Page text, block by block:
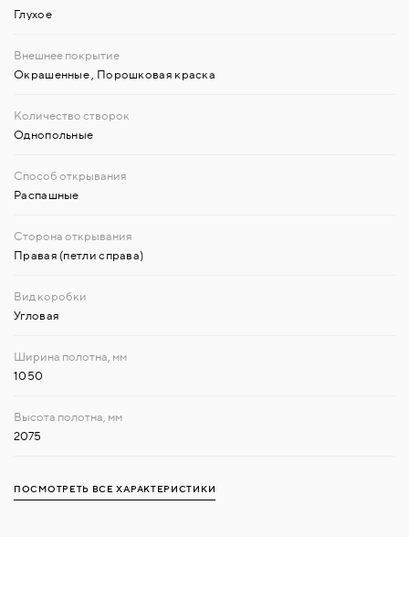
Глухое
Окрашенные Порошковая краска
Однопольные
Распашные
Правая (петли справа)
Угловая
1050
2075
ПОСМОТРЕТЬ ВСЕ ХАРАКТЕРИСТИКИ